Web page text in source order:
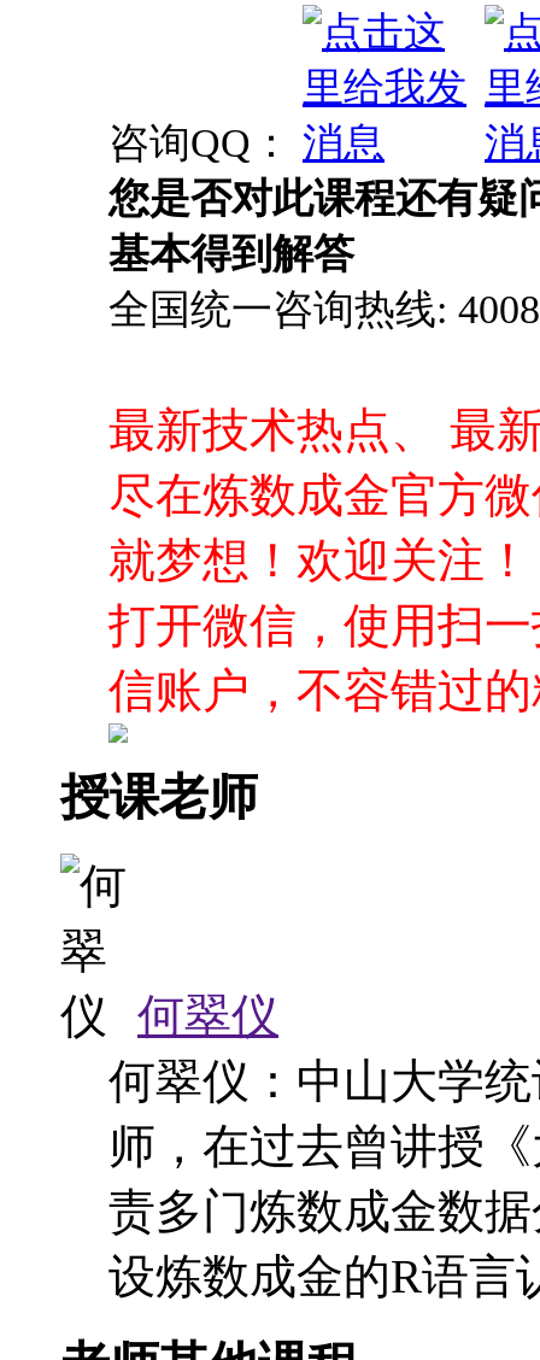
咨询QQ：
您是否对此课程还有疑
基本得到解答
全国统一咨询热线:
最新技术热点、 最
尽在炼数成金官方
就梦想！欢迎关注！
打开微信，使用扫
信账户，不容错过
授课老师
何翠仪
何翠仪：中山大学
师，在过去曾讲授
责多门炼数成金数
设炼数成金的R语言